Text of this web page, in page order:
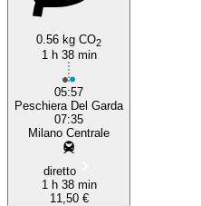
0.56 kg CO2
1 h 38 min
05:57
Peschiera Del Garda
07:35
Milano Centrale
diretto
1 h 38 min
11,50 €